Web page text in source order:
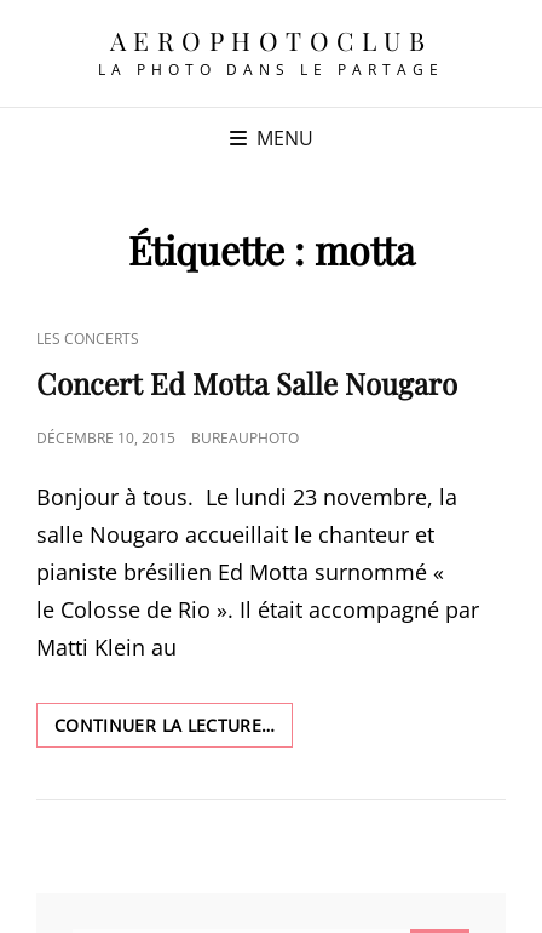
AEROPHOTOCLUB
LA PHOTO DANS LE PARTAGE
MENU
Étiquette : motta
CAT
LINKS
LES CONCERTS
Concert Ed Motta Salle Nougaro
POSTED
DÉCEMBRE 10, 2015 BUREAUPHOTO
Bonjour à tous. Le lundi 23 novembre, la
salle Nougaro accueillait le chanteur et
pianiste brésilien Ed Motta surnommé «
le Colosse de Rio ». Il était accompagné par
Matti Klein au
CONTINUER LA LECTURE…CONCERT
ED
SALLE